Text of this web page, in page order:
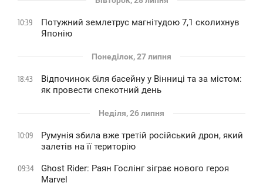
10:39
Потужний землетрус магнітудою 7,1 сколихнув
Японію
Понеділок, 27 липня
18:43
Відпочинок біля басейну у Вінниці та за містом:
як провести спекотний день
Неділя, 26 липня
10:09
Румунія збила вже третій російський дрон, який
залетів на її територію
09:34
Ghost Rider: Раян Гослінг зіграє нового героя
Marvel